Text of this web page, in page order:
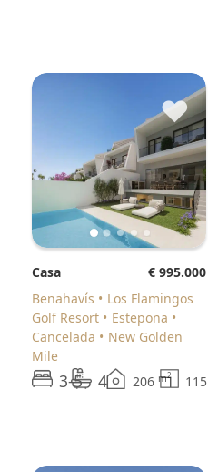
♥
Casa
€ 995.000
Benahavís
Los Flamingos
Golf Resort
Estepona
Cancelada
New Golden
Mile
3-5 4 206 m2 115